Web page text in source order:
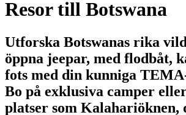
Resor till Botswana
Utforska Botswanas rika
öppna jeepar, med flodbåt,
fots med din kunniga
Bo på exklusiva camper
platser som Kalahariöknen,